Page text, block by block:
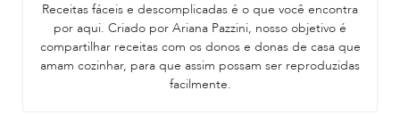
Receitas fáceis e descomplicadas é o que você encontra
por aqui. Criado por Ariana Pazzini, nosso objetivo é
compartilhar receitas com os donos e donas de casa que
amam cozinhar, para que assim possam ser reproduzidas
facilmente.